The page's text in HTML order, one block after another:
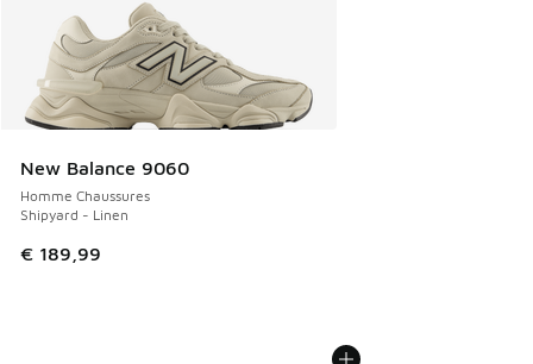
New Balance 9060
Homme Chaussures
Shipyard - Linen
€ 189,99